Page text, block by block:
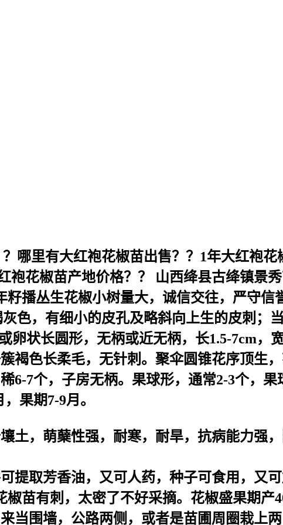
哪里有大红袍花椒苗出售？？1年大红袍
袍花椒苗产地价格？？ 山西绛县古绛镇景
籽播丛生花椒小树量大，诚信交往，严守信
色，有细小的皮孔及略斜向上生的皮刺；
卵状长圆形，无柄或近无柄，长1.5-7cm，
褐色长柔毛，无针刺。聚伞圆锥花序顶生
6-7个，子房无柄。果球形，通常2-3个，果
果期7-9月。
土，萌蘖性强，耐寒，耐旱，抗病能力强，
提取芳香油，又可人药，种子可食用，又
苗有刺，太密了不好采摘。花椒盛果期产
当围墙，公路两侧，或者是苗圃周圈栽上两